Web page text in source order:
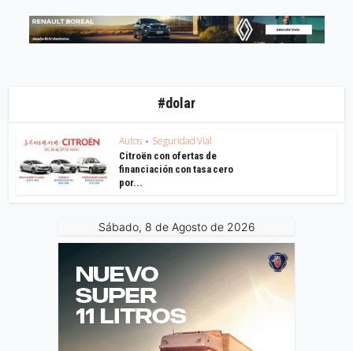
#dolar
Autos • Seguridad Vial
Citroën con ofertas de
financiación con tasa cero
por...
Sábado, 8 de Agosto de 2026